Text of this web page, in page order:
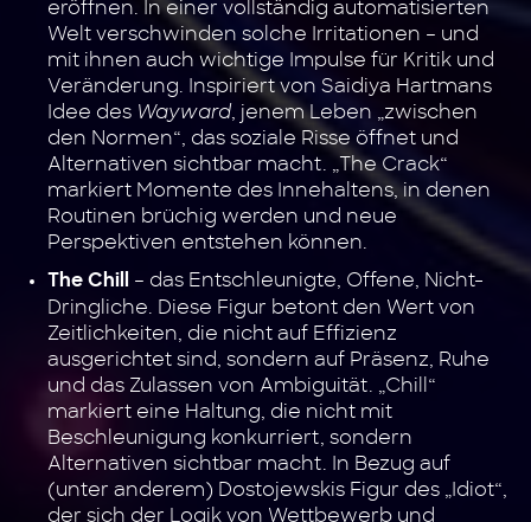
eröffnen. In einer vollständig automatisierten
Welt verschwinden solche Irritationen – und
mit ihnen auch wichtige Impulse für Kritik und
Veränderung. Inspiriert von Saidiya Hartmans
Idee des Wayward , jenem Leben „zwischen
den Normen“, das soziale Risse öffnet und
Alternativen sichtbar macht. „The Crack“
markiert Momente des Innehaltens, in denen
Routinen brüchig werden und neue
Perspektiven entstehen können.
The Chill
– das Entschleunigte, Offene, Nicht-
Dringliche. Diese Figur betont den Wert von
Zeitlichkeiten, die nicht auf Effizienz
ausgerichtet sind, sondern auf Präsenz, Ruhe
und das Zulassen von Ambiguität. „Chill“
markiert eine Haltung, die nicht mit
Beschleunigung konkurriert, sondern
Alternativen sichtbar macht. In Bezug auf
(unter anderem) Dostojewskis Figur des „Idiot“,
der sich der Logik von Wettbewerb und